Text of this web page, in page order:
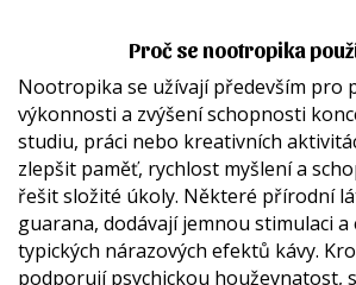
Proč se nootropika
Nootropika se užívají především pro
výkonnosti a zvýšení schopnosti
studiu, práci nebo kreativních
zlepšit paměť, rychlost myšlení a
řešit složité úkoly. Některé přírodní
guarana, dodávají jemnou stimulaci a
typických nárazových efektů kávy.
podporují psychickou houževnatost,